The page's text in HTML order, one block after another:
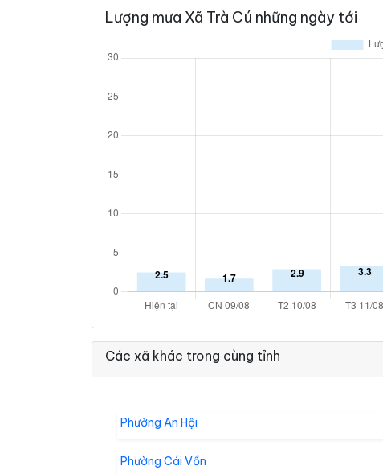
Lượng mưa Xã Trà Cú những ngày tới
Các xã khác trong cùng tỉnh
Phường An Hội
Phường Cái Vồn